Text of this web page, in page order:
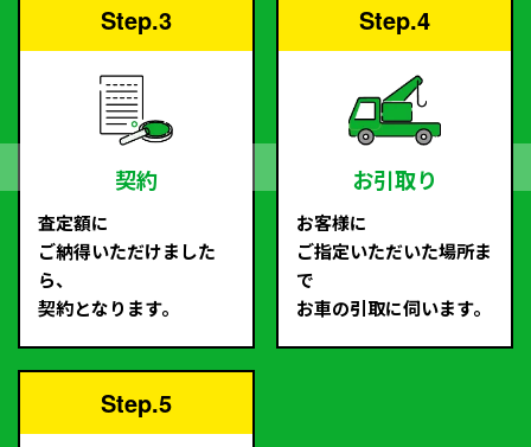
Step.3
契約
査定額に
ご納得いただけました
ら、
契約となります。
Step.4
お引取り
お客様に
ご指定いただいた場所ま
で
お車の引取に伺います。
Step.5